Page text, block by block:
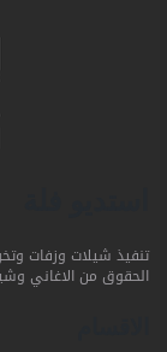
تنفيذ شيلات وزفات
الحقوق من الاغاني